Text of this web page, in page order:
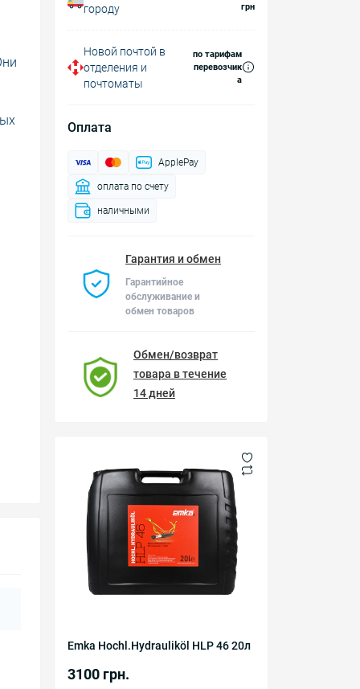
городу
грн
Новой почтой в
отделения и
почтоматы
по тарифам
перевозчик
а
Оплата
ApplePay
оплата по счету
наличными
Гарантия и обмен
Гарантийное
обслуживание и
обмен товаров
Обмен/возврат
товара в течение
14 дней
Emka Hochl.Hydrauliköl HLP 46 20л
3100 грн.